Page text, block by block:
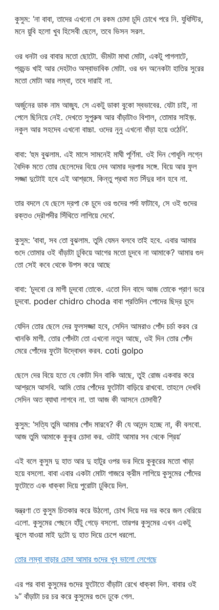
কুসুম: ‘না বাবা, তাদের এখনো সে রকম চোদা চুদি চোখে পরে নি. যুধিস্টির,
মনে য়ুবি হলো খুব হিসেবী ছেলে, তবে ভিসন সরল.
ওর ধনটা ওর বাবার মতো ছোটো. ভীমটা মাথা মোটা, একটু পাগলাটে,
প্রচন্ড খাই আর দেহটাও অস্বাভাবিক মোটা. ওর ধন অনেকটা হাতির সুরের
মতো মোটা আর লম্বা, তবে দারাই না.
অর্জুনের ডাক নাম আজ্যু. সে একটু ডাকা বুকো স্বভাবের. যেটা চাই, না
পেলে ছিনিয়ে নেই. দেখতে সুপুরুষ আর বাঁড়াটাও বিশাল, তোমার সাইজ়.
নকুল আর সহদেব এখনো বাচ্চা. ওদের নূনু এখনো বাঁড়া হয়ে ওঠেনি’.
বাবা: ‘হুম বুঝলাম. এই মাসে সামনেই মাঘী পূর্ণিমা. ওই দিন গোধূলি লগ্নে
বৈদিক মতে তোর ছেলেদের বিয়ে দেব আমার দ্রপার সঙ্গে. বিয়ে আর ফুল
সজ্জা দুটোই হবে এই আশ্রমে. কিন্তু প্রথা মত সিঁদুর দান হবে না.
তার বদলে যে ছেলে দ্রপা কে চুদে ওর গুদের পর্দা ফাটাবে, সে ওই গুদের
রক্তও দ্রৌপদীর সিঁথিতে লাগিয়ে দেবে’.
কুসুম: ‘বাবা, সব তো বুঝলাম. তুমি যেমন বলবে তাই হবে. এবার আমার
গুদে তোমার ওই বাঁড়াটা ঢুকিয়ে আগের মতো চুদবে না আমাকে? আমার গুদ
তো সেই কবে থেকে উপস করে আছে
বাবা: ‘চুদবো রে মাগী চুদবো তোকে. এতো দিন বাদে আজ তোকে প্রাণ ভরে
চুদবো. poder chidro choda বাবা প্রতিদিন পোদের ছিদ্র চুদে
যেদিন তোর ছেলে দের ফুলসজ্জা হবে, সেদিন আমরাও পোঁদ চর্চা করব রে
খানকি মাগী. তোর পোঁদটা তো এখনো নতুন আছে, ওই দিন তোর পোঁদ
মেরে পোঁদের ফুটো উদ্বোধন করব. coti golpo
ছেলে দের বিয়ে হতে যে কোটা দিন বাকি আছে, তুই রোজ একবার করে
আশ্রমে আসবি. আমি তোর পোঁদের ফুটোটা বাড়িয়ে রাখবো. তাহলে দেখবি
সেদিন অত ব্যাথা লাগবে না. তা আজ কী আসনে চোদাবী?
কুসুম: ‘সত্যি তুমি আমার পোঁদ মারবে? কী যে আনন্দ হচ্ছে না, কী বলবো.
আজ তুমি আমাকে কুকুর চোদা কর. ওটাই আমার সব থেকে প্রিয়’
এই বলে কুসুম দু হাত আর দু হাটুর ওপর ভর দিয়ে কুকুরের মতো খাড়া
হয়ে বসলো. বাবা এবার একটা মোটা গাজরে ক্রীম লাগিয়ে কুসুমের পোঁদের
ফুটোতে এক ধাক্কা দিয়ে পুরোটা ঢুকিয়ে দিল.
যন্ত্রণা তে কুসুম চিতকার করে উঠলো, চোখ দিয়ে দর দর করে জল বেরিয়ে
এলো. কুসুমের পেছনে হাঁটু গেড়ে বসলো. তারপর কুসুমের এখন একটু
ঝুলে যাওয়া মাই দুটো দু হাত দিয়ে চেপে ধরলো.
তোর লম্বা বাড়ার চোদা আমার গুদের খুব ভালো লেগেছে
এর পর বাবা কুসুমের গুদের ফুটোতে বাঁড়াটা রেখে ধাক্কা দিল. বাবার ওই
৯’’ বাঁড়াটা চর চর করে কুসুমের গুদে ঢুকে গেল.